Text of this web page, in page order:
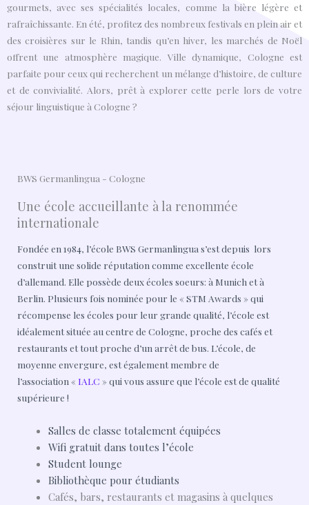
gourmets, avec ses spécialités locales, comme la bière légère et
rafraîchissante. En été, profitez des nombreux festivals en plein air et
des croisières sur le Rhin, tandis qu’en hiver, les marchés de Noël
offrent une atmosphère magique. Ville dynamique, Cologne est
parfaite pour ceux qui recherchent un mélange d’histoire, de culture
et de convivialité. Alors, prêt à explorer cette perle lors de votre
séjour linguistique à Cologne ?
BWS Germanlingua - Cologne
Une école accueillante à la renommée
internationale
Fondée en 1984, l’école BWS Germanlingua s’est depuis lors
construit une solide réputation comme excellente école
d’allemand. Elle possède deux écoles soeurs: à Munich et à
Berlin. Plusieurs fois nominée pour le « STM Awards » qui
récompense les écoles pour leur grande qualité, l’école est
idéalement située au centre de Cologne, proche des cafés et
restaurants et tout proche d’un arrêt de bus. L’école, de
moyenne envergure, est également membre de
l’association « IALC » qui vous assure que l’école est de qualité
supérieure !
Salles de classe totalement équipées
Wifi gratuit dans toutes l’école
Student lounge
Bibliothèque pour étudiants
Cafés, bars, restaurants et magasins à quelques